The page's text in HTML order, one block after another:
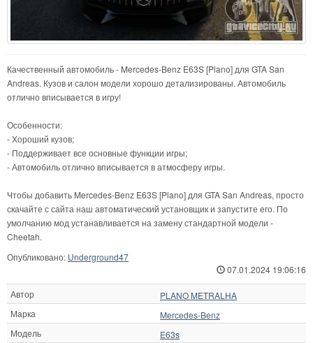
Качественный автомобиль - Mercedes-Benz E63S [Plano] для GTA San
Andreas. Кузов и салон модели хорошо детализированы. Автомобиль
отлично вписывается в игру!
Особенности:
- Хороший кузов;
- Поддерживает все основные функции игры;
- Автомобиль отлично вписывается в атмосферу игры.
Чтобы добавить Mercedes-Benz E63S [Plano] для GTA San Andreas, просто
скачайте с сайта наш автоматический установщик и запустите его. По
умолчанию мод устанавливается на замену стандартной модели -
Cheetah.
Опубликовано: Underground47
07.01.2024 19:06:16
Автор
PLANO METRALHA
Марка
Mercedes-Benz
Модель
E63s